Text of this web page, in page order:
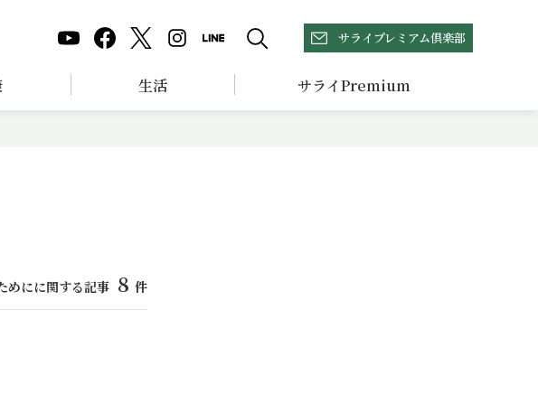
サライプレミアム倶楽部
生活 サライPremium
めにに関する記事 8 件